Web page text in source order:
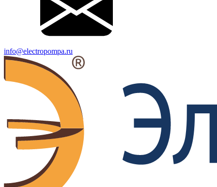
info@electropompa.ru